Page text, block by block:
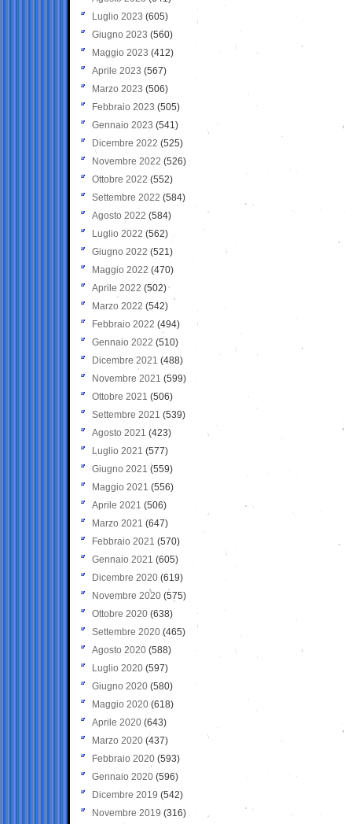
Luglio 2023 (605)
Giugno 2023 (560)
Maggio 2023 (412)
Aprile 2023 (567)
Marzo 2023 (506)
Febbraio 2023 (505)
Gennaio 2023 (541)
Dicembre 2022 (525)
Novembre 2022 (526)
Ottobre 2022 (552)
Settembre 2022 (584)
Agosto 2022 (584)
Luglio 2022 (562)
Giugno 2022 (521)
Maggio 2022 (470)
Aprile 2022 (502)
Marzo 2022 (542)
Febbraio 2022 (494)
Gennaio 2022 (510)
Dicembre 2021 (488)
Novembre 2021 (599)
Ottobre 2021 (506)
Settembre 2021 (539)
Agosto 2021 (423)
Luglio 2021 (577)
Giugno 2021(559)
Maggio 2021 (556)
Aprile 2021 (506)
Marzo 2021 (647)
Febbraio 2021 (570)
Gennaio 2021 (605)
Dicembre 2020 (619)
Novembre 2020 (575)
Ottobre 2020 (638)
Settembre 2020(465)
Agosto 2020 (588)
Luglio 2020 (597)
Giugno 2020 (580)
Maggio 2020 (618)
Aprile 2020 (643)
Marzo 2020 (437)
Febbraio 2020 (593)
Gennaio 2020 (596)
Dicembre 2019 (542)
Novembre 2019 (316)